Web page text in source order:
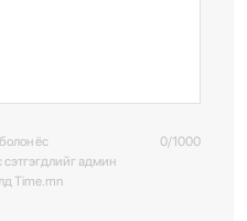
ёс
сэтгэгдлийг админ
Time.mn
0/1000